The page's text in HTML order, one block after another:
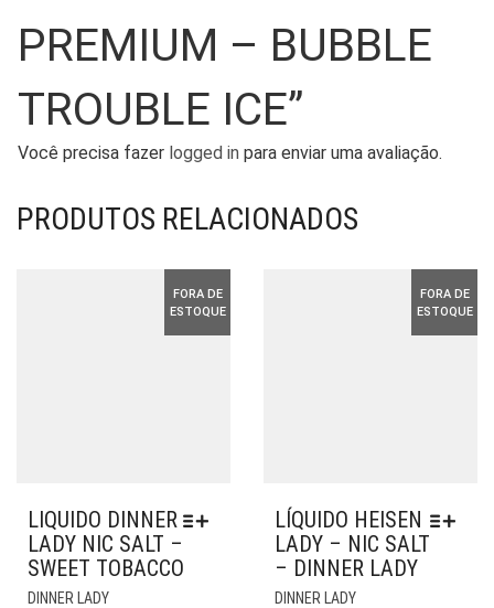
PREMIUM – BUBBLE
TROUBLE ICE”
Você precisa fazer logged in para enviar uma avaliação.
PRODUTOS RELACIONADOS
FORA DE
ESTOQUE
LIQUIDO DINNER
LADY NIC SALT –
SWEET TOBACCO
DINNER LADYESTE
FORA DE
ESTOQUE
LÍQUIDO HEISEN
LADY – NIC SALT
– DINNER LADY
DINNER LADYESTE